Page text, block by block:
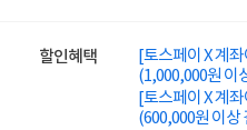
할인혜택
[토스페이 X 계
(1,000,000원 이
[토스페이 X 계
(600,000원 이상